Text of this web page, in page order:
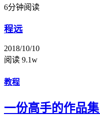
6分钟阅读
程远
2018/10/10
阅读 9.1w
教程
一份高手的作品